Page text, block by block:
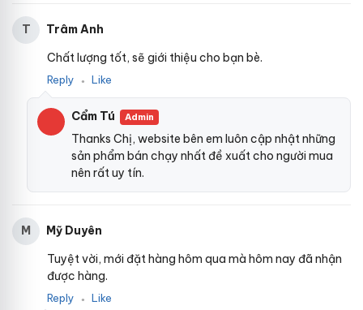
T
Trâm Anh
Chất lượng tốt, sẽ giới thiệu cho bạn bè.
Reply ● Like
Cẩm Tú Admin
Thanks Chị, website bên em luôn cập nhật những
sản phẩm bán chạy nhất đề xuất cho người mua
nên rất uy tín.
M
Mỹ Duyên
Tuyệt vời, mới đặt hàng hôm qua mà hôm nay đã nhận
được hàng.
Reply ● Like